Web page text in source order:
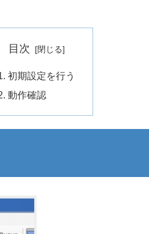
目次
初期設定を行う
動作確認